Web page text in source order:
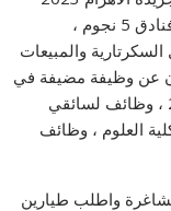
بالجامعات والمعاهد المصرية وفرص عمل في فنادق 5 نجوم ،
والمبيعات
عن وظيفة مضيفة في
جريدة الأهرام ، تعيينات للتعاون البترولي 2023 ، وظائف لسائقي
العلوم ، وظائف
واطلب طيارين